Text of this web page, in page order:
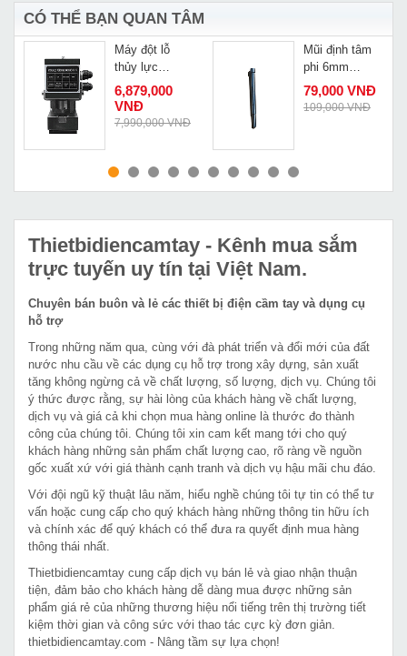
CÓ THỂ BẠN QUAN TÂM
MUA NGAY
Máy đột lỗ
thủy lực
Changyou CH-
75
6,879,000
VNĐ
7,990,000 VNĐ
MUA NGAY
Mũi định tâm
phi 6mm
MDT6
79,000 VNĐ
109,000 VNĐ
Thietbidiencamtay - Kênh mua sắm
trực tuyến uy tín tại Việt Nam.
Chuyên bán buôn và lẻ các thiết bị điện cầm tay và dụng cụ
hỗ trợ
Trong những năm qua, cùng với đà phát triển và đổi mới của đất
nước nhu cầu về các dụng cụ hỗ trợ trong xây dựng, sản xuất
tăng không ngừng cả về chất lượng, số lượng, dịch vụ. Chúng tôi
ý thức được rằng, sự hài lòng của khách hàng về chất lượng,
dịch vụ và giá cả khi chọn mua hàng online là thước đo thành
công của chúng tôi. Chúng tôi xin cam kết mang tới cho quý
khách hàng những sản phẩm chất lượng cao, rõ ràng về nguồn
gốc xuất xứ với giá thành cạnh tranh và dịch vụ hậu mãi chu đáo.
Với đội ngũ kỹ thuật lâu năm, hiểu nghề chúng tôi tự tin có thể tư
vấn hoặc cung cấp cho quý khách hàng những thông tin hữu ích
và chính xác để quý khách có thể đưa ra quyết định mua hàng
thông thái nhất.
Thietbidiencamtay cung cấp dịch vụ bán lẻ và giao nhận thuận
tiện, đảm bảo cho khách hàng dễ dàng mua được những sản
phẩm giá rẻ của những thương hiệu nổi tiếng trên thị trường tiết
kiệm thời gian và công sức với thao tác cực kỳ đơn giản.
thietbidiencamtay.com - Nâng tầm sự lựa chọn!